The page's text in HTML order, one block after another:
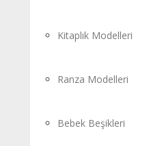
Kitaplık Modelleri
Ranza Modelleri
Bebek Beşikleri